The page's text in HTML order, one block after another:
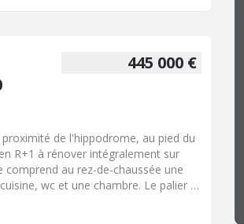
charme de l’ancien et confort
les plus prisés du Bouscat.
445 000 €
de l'hippodrome, au pied du
R+1 à rénover intégralement sur
comprend au rez-de-chaussée une
wc et une chambre. Le palier à